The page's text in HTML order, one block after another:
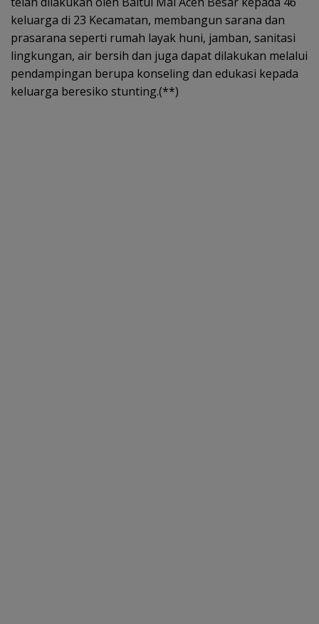
keluarga di 23 Kecamatan, membangun sarana dan
prasarana seperti rumah layak huni, jamban, sanitasi
lingkungan, air bersih dan juga dapat dilakukan melalui
pendampingan berupa konseling dan edukasi kepada
keluarga beresiko stunting.(**)